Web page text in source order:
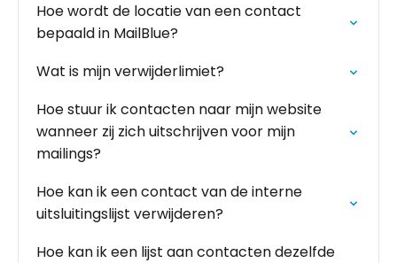
Hoe wordt de locatie van een contact
bepaald in MailBlue?
Wat is mijn verwijderlimiet?
Hoe stuur ik contacten naar mijn website
wanneer zij zich uitschrijven voor mijn
mailings?
Hoe kan ik een contact van de interne
uitsluitingslijst verwijderen?
Hoe kan ik een lijst aan contacten dezelfde